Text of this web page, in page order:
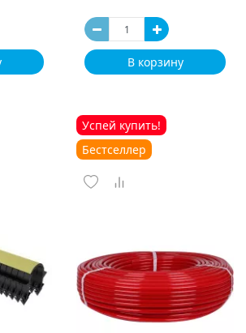
В корзину
Успей купить!
Бестселлер